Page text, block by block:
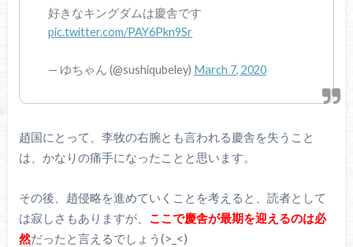
好きなキングダムは慶舎です
pic.twitter.com/PAY6Pkn9Sr
— ゆちゃん (@sushiqubeley) March 7, 2020
趙国にとって、李牧の右腕とも言われる慶舎を失うこと
は、かなりの痛手になったことと思います。
その後、趙侵略を進めていくことを考えると、読者として
は寂しさもありますが、 ここで慶舎が最期を迎えるのは必
然だったと言えるでしょう(>_<)